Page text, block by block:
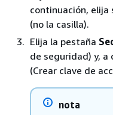
continuación, elija
(no la casilla).
Elija la pestaña
de seguridad) y, a
(Crear clave de
nota